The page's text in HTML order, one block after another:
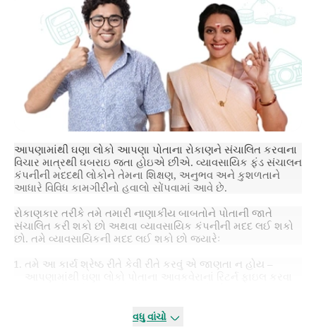
આપણામાંથી ઘણા લોકો આપણા પોતાના રોકાણને સંચાલિત કરવાના
વિચાર માત્રથી ઘબરાઇ જતા હોઇએ છીએ. વ્યાવસાયિક ફંડ સંચાલન
કંપનીની મદદથી લોકોને તેમના શિક્ષણ, અનુભવ અને કુશળતાને
આધારે વિવિધ કામગીરીનો હવાલો સોંપવામાં આવે છે.
રોકાણકાર તરીકે તમે તમારી નાણાકીય બાબતોને પોતાની જાતે
સંચાલિત કરી શકો છો અથવા વ્યાવસાયિક કંપનીની મદદ લઈ શકો
છો. તમે વ્યાવસાયિકની મદદ લઈ શકો છો જ્યારેઃ
તમે આ કાર્ય શ્રેષ્ઠ રીતે કેવી રીતે કરવું એ જાણતા ન હોય –
તમારી પાસે પૂરતો સમય કે રુચિ હોતા નથી. આ આપણે ગાડી કેવી
રીતે ચલાવવી એ જાણતા હોવા છતાં પણ ડ્રાઇવરની નિમણુક કરવા
વધુ વાંચો